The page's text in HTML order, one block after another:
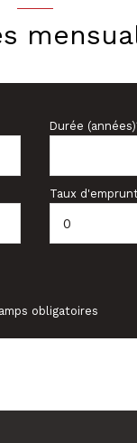
Durée
Taux
obligatoires